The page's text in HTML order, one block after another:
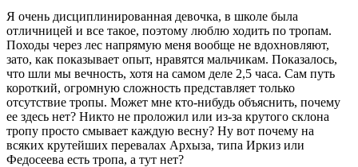
Я очень дисциплинированная девочка, в школе была
отличницей и все такое, поэтому люблю ходить по тропам.
Походы через лес напрямую меня вообще не вдохновляют,
зато, как показывает опыт, нравятся мальчикам. Показалось,
что шли мы вечность, хотя на самом деле 2,5 часа. Сам путь
короткий, огромную сложность представляет только
отсутствие тропы. Может мне кто-нибудь объяснить, почему
ее здесь нет? Никто не проложил или из-за крутого склона
тропу просто смывает каждую весну? Ну вот почему на
всяких крутейших перевалах Архыза, типа Иркиз или
Федосеева есть тропа, а тут нет?